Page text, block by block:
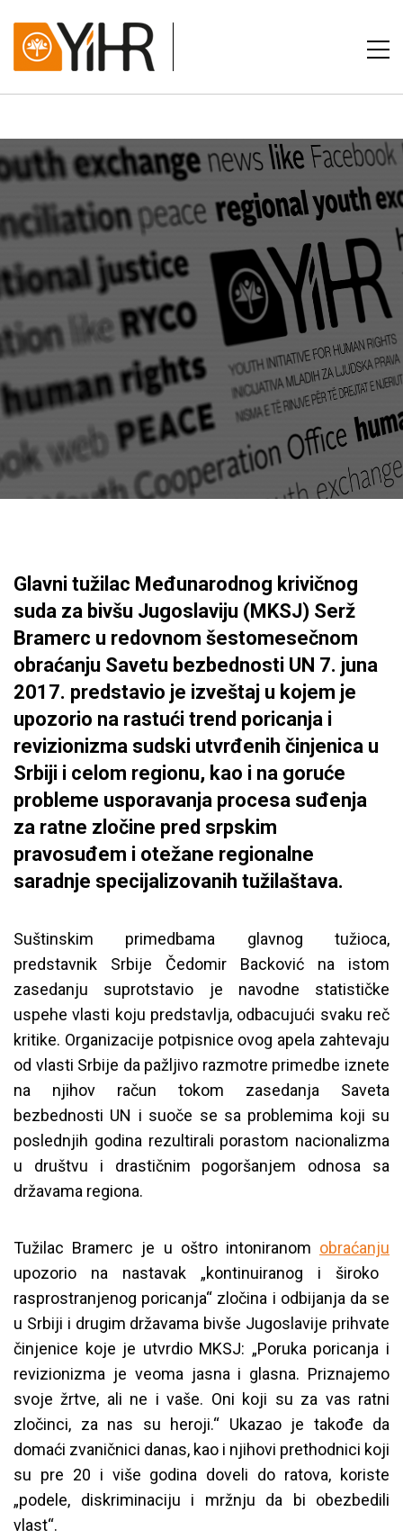
Glavni tužilac Međunarodnog krivičnog
suda za bivšu Jugoslaviju (MKSJ) Serž
Bramerc u redovnom šestomesečnom
obraćanju Savetu bezbednosti UN 7. juna
2017. predstavio je izveštaj u kojem je
upozorio na rastući trend poricanja i
revizionizma sudski utvrđenih činjenica u
Srbiji i celom regionu, kao i na goruće
probleme usporavanja procesa suđenja
za ratne zločine pred srpskim
pravosuđem i otežane regionalne
saradnje specijalizovanih tužilaštava.
Suštinskim primedbama glavnog tužioca,
predstavnik Srbije Čedomir Backović na istom
zasedanju suprotstavio je navodne statističke
uspehe vlasti koju predstavlja, odbacujući svaku reč
kritike. Organizacije potpisnice ovog apela zahtevaju
od vlasti Srbije da pažljivo razmotre primedbe iznete
na njihov račun tokom zasedanja Saveta
bezbednosti UN i suoče se sa problemima koji su
poslednjih godina rezultirali porastom nacionalizma
u društvu i drastičnim pogoršanjem odnosa sa
državama regiona.
Tužilac Bramerc je u oštro intoniranom obraćanju
upozorio na nastavak „kontinuiranog i široko
rasprostranjenog poricanja“ zločina i odbijanja da se
u Srbiji i drugim državama bivše Jugoslavije prihvate
činjenice koje je utvrdio MKSJ: „Poruka poricanja i
revizionizma je veoma jasna i glasna. Priznajemo
svoje žrtve, ali ne i vaše. Oni koji su za vas ratni
zločinci, za nas su heroji.“ Ukazao je takođe da
domaći zvaničnici danas, kao i njihovi prethodnici koji
su pre 20 i više godina doveli do ratova, koriste
„podele, diskriminaciju i mržnju da bi obezbedili
vlast“.